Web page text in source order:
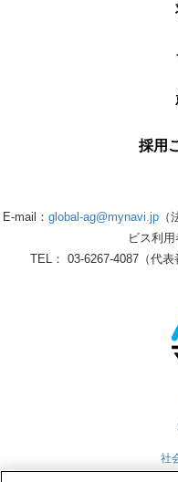
採用
E-mail： global-ag@mynavi.jp
ビス利用
TEL： 03-6267-4087（代
社